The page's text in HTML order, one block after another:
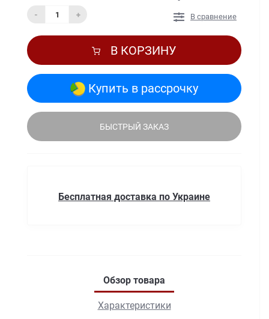
- + В сравнение
В КОРЗИНУ
Купить в рассрочку
БЫСТРЫЙ ЗАКАЗ
Бесплатная доставка по Украине
Обзор товара
Характеристики